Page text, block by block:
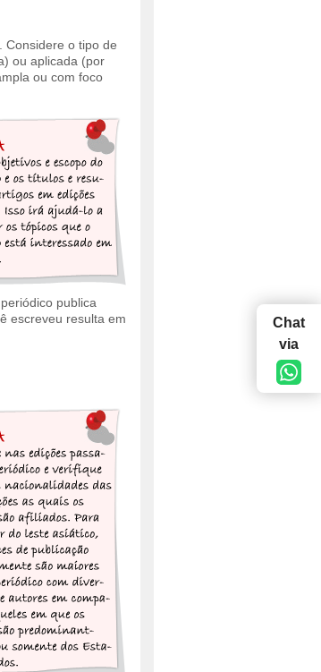
Considere o tipo de
ou aplicada (por
ou com foco
publica
escreveu resulta em
Chat
via